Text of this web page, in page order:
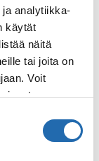
analytiikka-
käytät
näitä
tai joita on
Voit